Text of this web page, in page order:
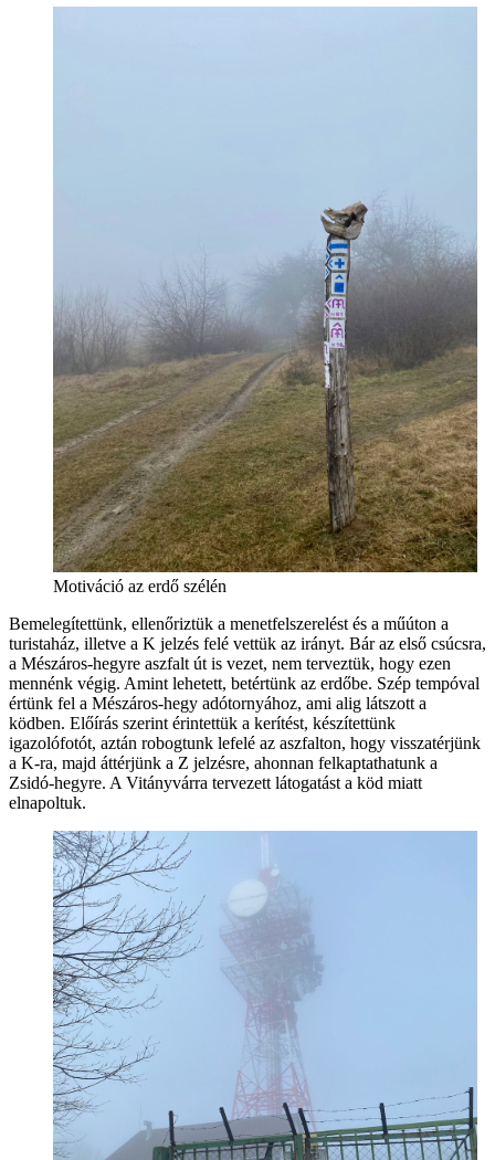
Motiváció az erdő szélén
Bemelegítettünk, ellenőriztük a menetfelszerelést és a műúton a
turistaház, illetve a K jelzés felé vettük az irányt. Bár az első csúcsra,
a Mészáros-hegyre aszfalt út is vezet, nem terveztük, hogy ezen
mennénk végig. Amint lehetett, betértünk az erdőbe. Szép tempóval
értünk fel a Mészáros-hegy adótornyához, ami alig látszott a
ködben. Előírás szerint érintettük a kerítést, készítettünk
igazolófotót, aztán robogtunk lefelé az aszfalton, hogy visszatérjünk
a K-ra, majd áttérjünk a Z jelzésre, ahonnan felkaptathatunk a
Zsidó-hegyre. A Vitányvárra tervezett látogatást a köd miatt
elnapoltuk.